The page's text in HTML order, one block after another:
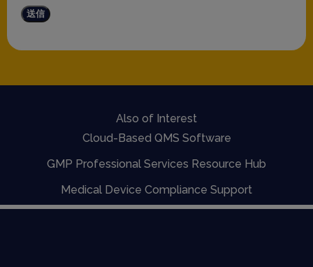
送信
Also of Interest
Cloud-Based QMS Software
GMP Professional Services Resource Hub
Medical Device Compliance Support